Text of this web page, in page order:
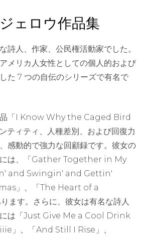
ェロウ作品集
詩人、作家、公民権活動家でした。
メリカ人女性としての個人的および
た 7 つの自伝のシリーズで有名で
品「I Know Why the Caged Bird
ティティ、人種差別、および回復力
感動的で強力な回顧録です。彼女の
には、「Gather Together in My
and Swingin' and Gettin'
」、「The Heart of a
ます。さらに、彼女は有名な詩人
には「Just Give Me a Cool Drink
」、「And Still I Rise」、